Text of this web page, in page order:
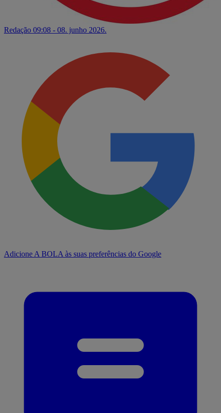
Redação 09:08 - 08. junho 2026.
Adicione A BOLA às suas preferências do Google